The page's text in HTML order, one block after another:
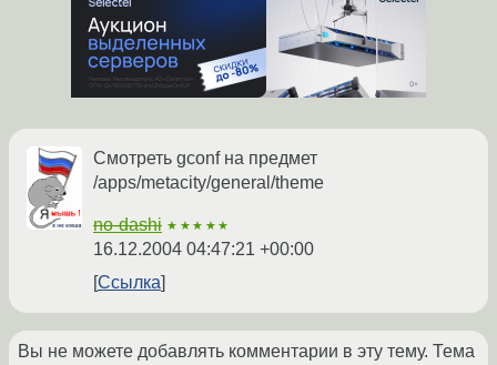
Смотреть gconf на предмет
/apps/metacity/general/theme
no-dashi ★★★★★
16.12.2004 04:47:21 +00:00
Ссылка
Вы не можете добавлять комментарии в эту тему. Тема